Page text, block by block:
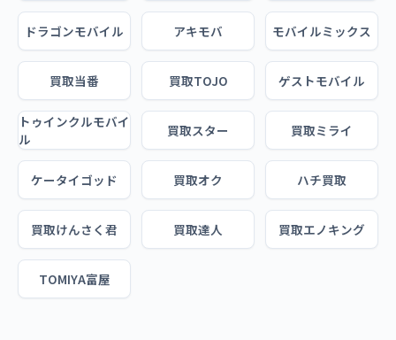
ドラゴンモバイル アキモバ モバイルミックス
買取当番 買取TOJO ゲストモバイル
トゥインクルモバイ
ル
買取スター 買取ミライ
ケータイゴッド 買取オク ハチ買取
買取けんさく君 買取達人 買取エノキング
TOMIYA富屋